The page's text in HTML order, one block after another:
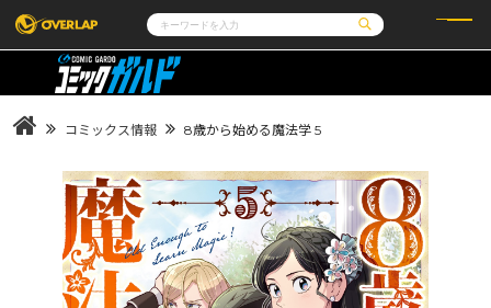
コミック
LiQulle
ライトノベル
ノベルスf
ポケットモンスター
アニメ
ゲーム
オーバーラップ広報室
企業
会社概要
採用情報
アクセス
オーバーラップホールディングス
お問い合わせはこちら
オーバーラップ文庫
コミックス情報 8歳から始める魔法学 5